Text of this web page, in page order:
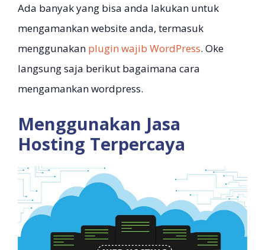
Ada banyak yang bisa anda lakukan untuk
mengamankan website anda, termasuk
menggunakan plugin wajib WordPress. Oke
langsung saja berikut bagaimana cara
mengamankan wordpress.
Menggunakan Jasa
Hosting Terpercaya